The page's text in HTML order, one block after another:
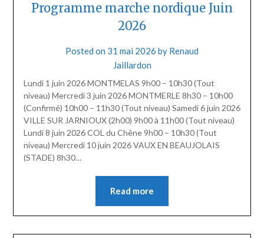
Programme marche nordique Juin
2026
Posted on 31 mai 2026 by Renaud
Jaillardon
Lundi 1 juin 2026 MONTMELAS 9h00 – 10h30 (Tout
niveau) Mercredi 3 juin 2026 MONTMERLE 8h30 – 10h00
(Confirmé) 10h00 – 11h30 (Tout niveau) Samedi 6 juin 2026
VILLE SUR JARNIOUX (2h00) 9h00 à 11h00 (Tout niveau)
Lundi 8 juin 2026 COL du Chêne 9h00 – 10h30 (Tout
niveau) Mercredi 10 juin 2026 VAUX EN BEAUJOLAIS
(STADE) 8h30…
Read more